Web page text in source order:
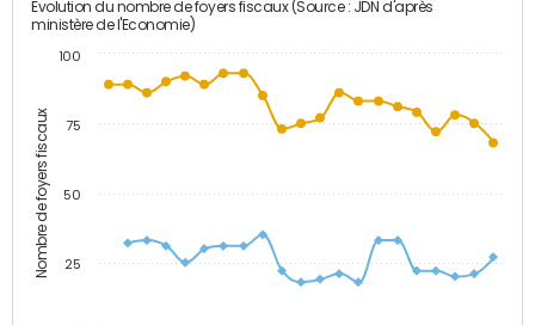
Nombre de foyers fiscaux
Evolution du nombre de foyers fiscaux (Source : JDN d'après
ministère de l'Economie)
25
50
75
100